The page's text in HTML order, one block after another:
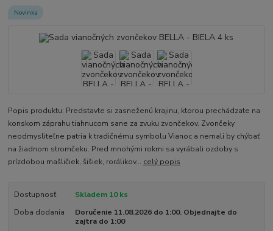
Novinka
Popis produktu: Predstavte si zasneženú krajinu, ktorou prechádzate na
konskom záprahu tiahnucom sane za zvuku zvončekov. Zvončeky
neodmysliteľne patria k tradičnému symbolu Vianoc a nemali by chýbať
na žiadnom stromčeku. Pred mnohými rokmi sa vyrábali ozdoby s
prízdobou mašličiek, šišiek, rorálikov... celý popis
Dostupnosť
Skladem 10 ks
Doba dodania
Doručenie 11.08.2026 do 1:00. Objednajte do
zajtra do 1:00